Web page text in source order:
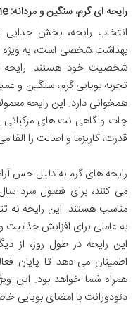
رایحه ای گرم، سنگین و مردانه: Flame
انتخاب رایحه، بخش جدایی
بهداشت شخصی است، به ویژه
تجربه بویایی گرم، سنگین و
همخوانی دارد. این رایحه
جات و گاهی نت های مرکباتی
قدرت، کاریزما و اصالت را القا
رایحه های گرم به دلیل حس
می کنند، برای فصول سرد
مناسب هستند. این رایحه نه
به عاملی برای افزایش
این رایحه در طول روز، از
اطمینان می دهد تا پایان
همراه شما خواهد بود. این
دئودورانت با امضای بویایی